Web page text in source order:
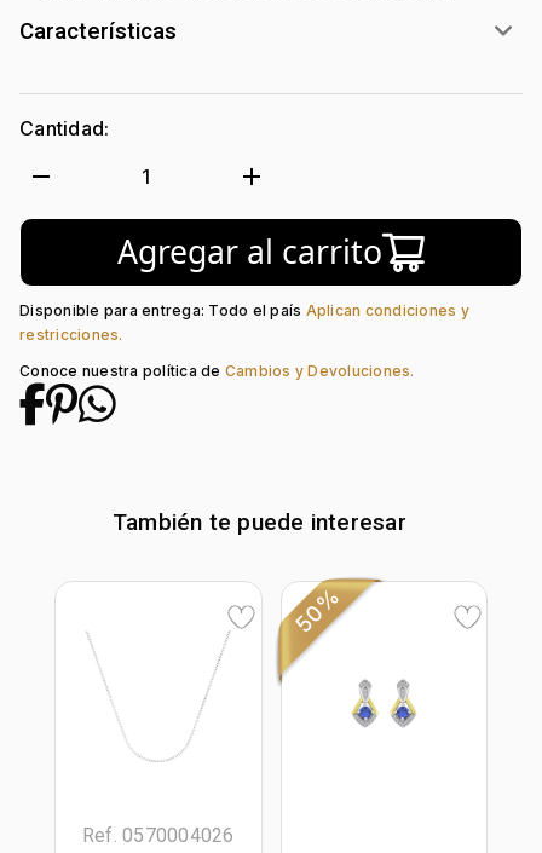
Características
Género: Mujer
Tono Metal:
Metal: Plata Ley 925
Uñas+Decoración
Tipo de terminado: Rodinado
Tipo de Broche: Reasa
Piedra central:
Cristal
Piedra decoración: Cristal
Cantidad:
remove 1 add
Agregar al carrito
Disponible para entrega: Todo el país Aplican condiciones y
restricciones.
Conoce nuestra política de Cambios y Devoluciones.
También te puede interesar
Ref. 0570004026
50%